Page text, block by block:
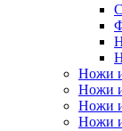
Ножи
Ножи
Ножи
Ножи